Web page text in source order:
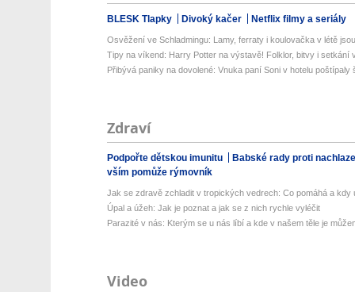
BLESK Tlapky Divoký kačer Netflix filmy a seriály
Osvěžení ve Schladmingu: Lamy, ferraty i koulovačka v létě
Tipy na víkend: Harry Potter na výstavě! Folklor, bitvy i setkání
Přibývá paniky na dovolené: Vnuka paní Soni v hotelu poštípaly
Zdraví
Podpořte dětskou imunitu
Babské rady proti
vším pomůže rýmovník
Jak se zdravě zchladit v tropických vedrech: Co pomáhá a kdy
Úpal a úžeh: Jak je poznat a jak se z nich rychle vyléčit
Parazité v nás: Kterým se u nás líbí a kde v našem těle je
Video